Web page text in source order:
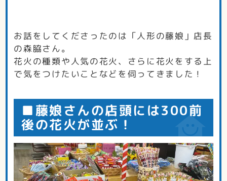
お話をしてくださったのは「人形の藤娘」店長
の森脇さん。
花火の種類や人気の花火、さらに花火をする上
で気をつけたいことなどを伺ってきました！
■藤娘さんの店頭には300前
後の花火が並ぶ！